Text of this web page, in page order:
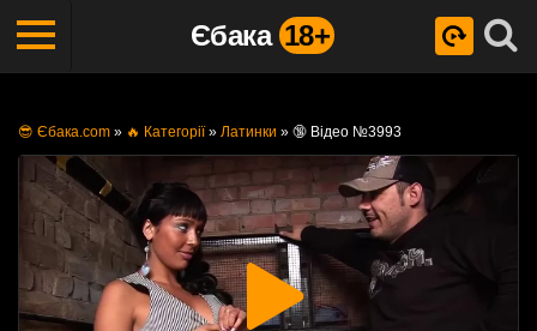
Єбака 18+
😎 Єбака.com » 🔥 Категорії» Латинки » 🔞 Відео №3993